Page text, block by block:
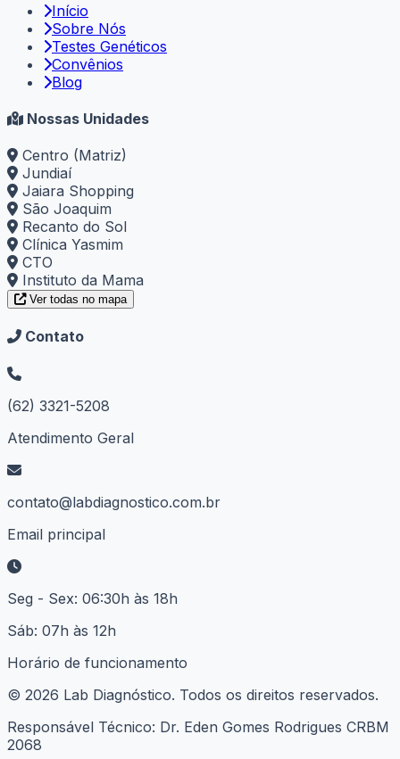
Início
Sobre Nós
Testes Genéticos
Convênios
Blog
Nossas Unidades
Centro (Matriz)
Jundiaí
Jaiara Shopping
São Joaquim
Recanto do Sol
Clínica Yasmim
CTO
Instituto da Mama
Ver todas no mapa
Contato
(62) 3321-5208
Atendimento Geral
contato@labdiagnostico.com.br
Email principal
Seg - Sex: 06:30h às 18h
Sáb: 07h às 12h
Horário de funcionamento
© 2026 Lab Diagnóstico. Todos os direitos reservados.
Responsável Técnico: Dr. Eden Gomes Rodrigues CRBM
2068